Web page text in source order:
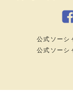
公式ソーシ
公式ソーシ